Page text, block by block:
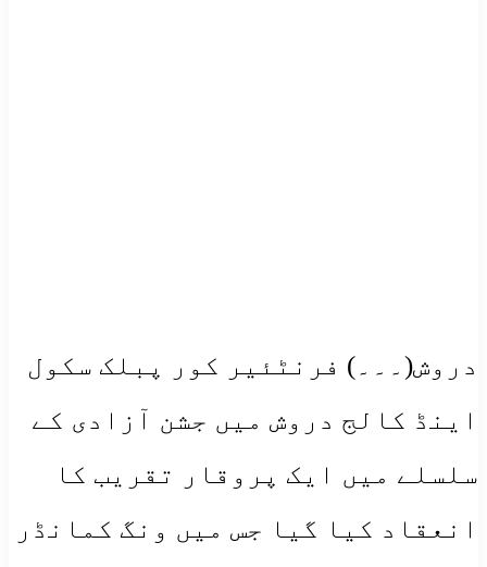
دروش(۔۔۔) فرنٹئیر کور پبلک سکول
اینڈ کالج دروش میں جشن آزادی کے
سلسلے میں ایک پروقار تقریب کا
انعقاد کیا گیا جس میں ونگ کمانڈر